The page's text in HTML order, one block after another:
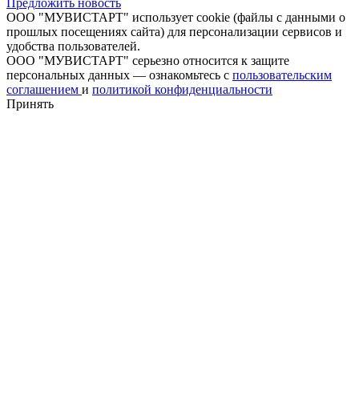
ООО "МУВИСТАРТ" использует cookie (файлы с данными о
прошлых посещениях сайта) для персонализации сервисов и
удобства пользователей.
ООО "МУВИСТАРТ" серьезно относится к защите
персональных данных — ознакомьтесь с пользовательским
соглашением и политикой конфиденциальности
Принять